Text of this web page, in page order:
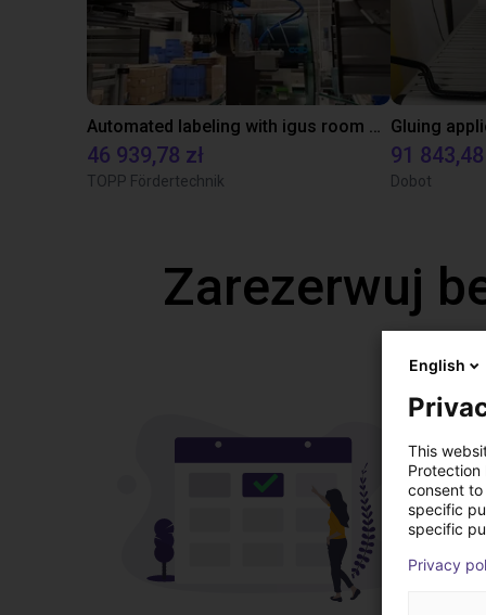
Automated labeling with igus room gantry and a cab label printer
46 939,78 zł
TOPP Fördertechnik
91 843,48
Dobot
Zarezerwuj
English
This
Protection
consent
specific
specific
Privacy